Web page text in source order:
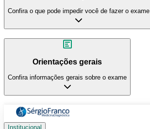
Confira o que pode impedir você de fazer o exame
Orientações gerais
Confira informações gerais sobre o exame
Institucional